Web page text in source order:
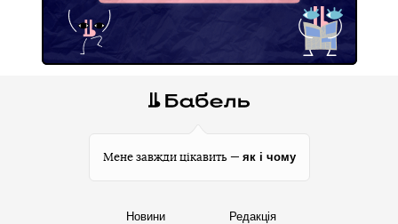
Мене завжди цікавить — як і чому
Новини
Редакція